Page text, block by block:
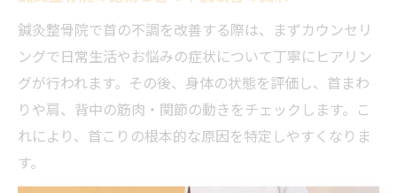
鍼灸整骨院で首の不調を改善する際は、まずカウンセリ
ングで日常生活やお悩みの症状について丁寧にヒアリン
グが行われます。その後、身体の状態を評価し、首まわ
りや肩、背中の筋肉・関節の動きをチェックします。こ
れにより、首こりの根本的な原因を特定しやすくなりま
す。